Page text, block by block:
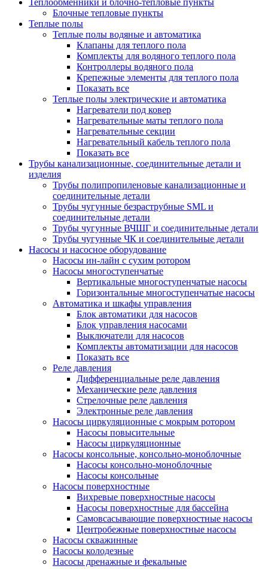
Теплообменники и блочно-тепловые пункты
Блочные тепловые пункты
Теплые полы
Теплые полы водяные и автоматика
Клапаны для теплого пола
Комплекты для водяного теплого пола
Контроллеры водяного пола
Крепежные элементы для теплого пола
Показать все
Теплые полы электрические и автоматика
Нагреватели под ковер
Нагревательные маты теплого пола
Нагревательные секции
Нагревательный кабель теплого пола
Показать все
Трубы канализационные, соединительные детали и
изделия
Трубы полипропиленовые канализационные и
соединительные детали
Трубы чугунные безраструбные SML и
соединительные детали
Трубы чугунные ВЧШГ и соединительные детали
Трубы чугунные ЧК и соединительные детали
Насосы и насосное оборудование
Насосы ин-лайн с сухим ротором
Насосы многоступенчатые
Вертикальные многоступенчатые насосы
Горизонтальные многоступенчатые насосы
Автоматика и шкафы управления
Блок автоматики для насосов
Блок управления насосами
Выключатели для насосов
Комплекты автоматизации для насосов
Показать все
Реле давления
Дифференциальные реле давления
Механические реле давления
Стрелочные реле давления
Электронные реле давления
Насосы циркуляционные с мокрым ротором
Насосы повысительные
Насосы циркуляционные
Насосы консольные, консольно-моноблочные
Насосы консольно-моноблочные
Насосы консольные
Насосы поверхностные
Вихревые поверхностные насосы
Насосы поверхностные для бассейна
Самовсасывающие поверхностные насосы
Центробежные поверхностные насосы
Насосы скважинные
Насосы колодезные
Насосы дренажные и фекальные